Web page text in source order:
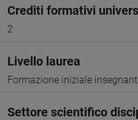
Crediti formativi
2
Livello laurea
Formazione iniziale
Settore scientifico